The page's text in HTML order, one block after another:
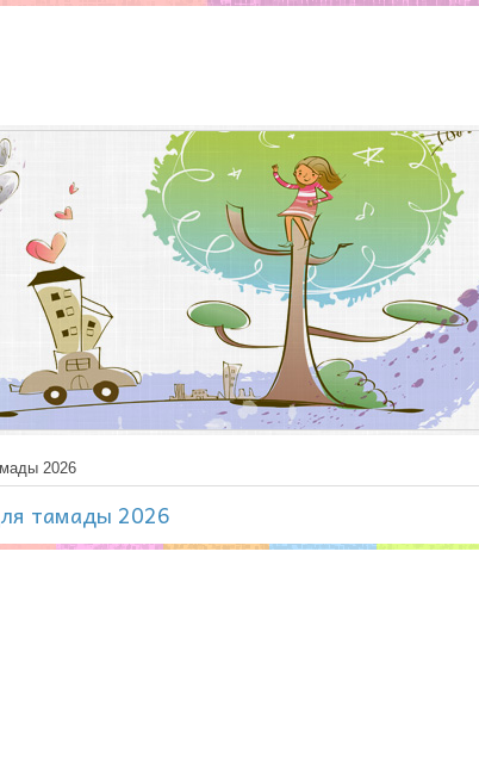
2026
тамады 2026